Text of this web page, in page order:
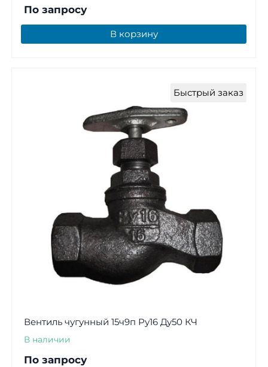
По запросу
В корзину
Быстрый заказ
Вентиль чугунный 15ч9п Ру16 Ду50 КЧ
В наличии
По запросу